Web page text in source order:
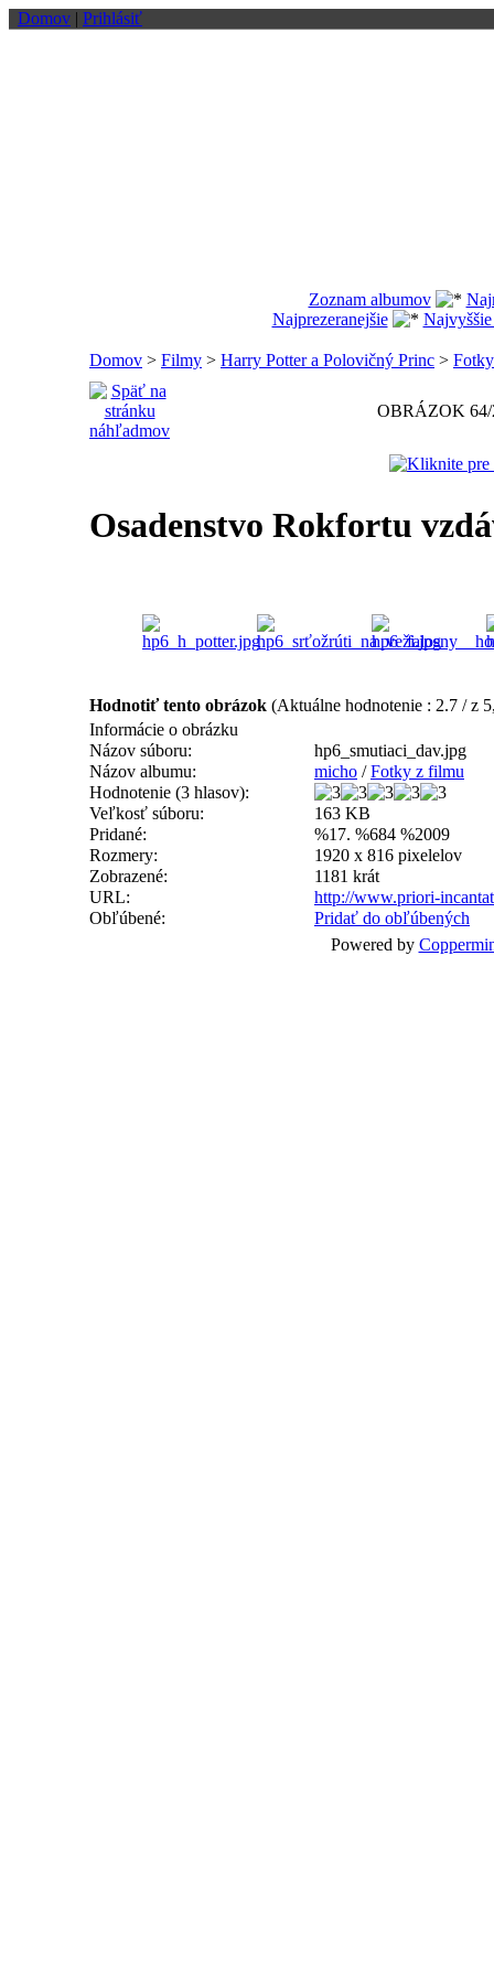
Domov | Prihlásiť
Zoznam albumov
Najprezeranejšie
Domov > Filmy > Harry Potter a Polovičný Princ >
OBRÁZOK 64/
Osadenstvo Rokfortu
Hodnotiť tento obrázok (Aktuálne hodnotenie : 2.7 / z
Informácie o obrázku
Názov súboru:
hp6_smutiaci_dav.jpg
Názov albumu:
micho /Fotky z filmu
Hodnotenie (3 hlasov):
Veľkosť súboru:
163 KB
Pridané:
%17. %684 %2009
Rozmery:
1920 x 816 pixelelov
Zobrazené:
1181 krát
URL:
http://www.priori-
Obľúbené:
Pridať do obľúbených
Powered by